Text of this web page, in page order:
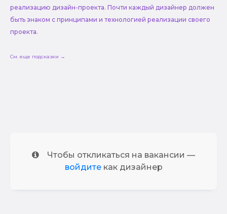
реализацию дизайн-проекта. Почти каждый дизайнер должен
быть знаком с принципами и технологией реализации своего
проекта.
См. еще подсказки →
Чтобы откликаться на вакансии —
войдитекак дизайнер